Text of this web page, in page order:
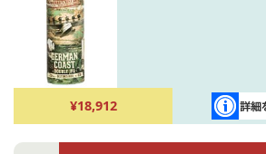
¥18,912